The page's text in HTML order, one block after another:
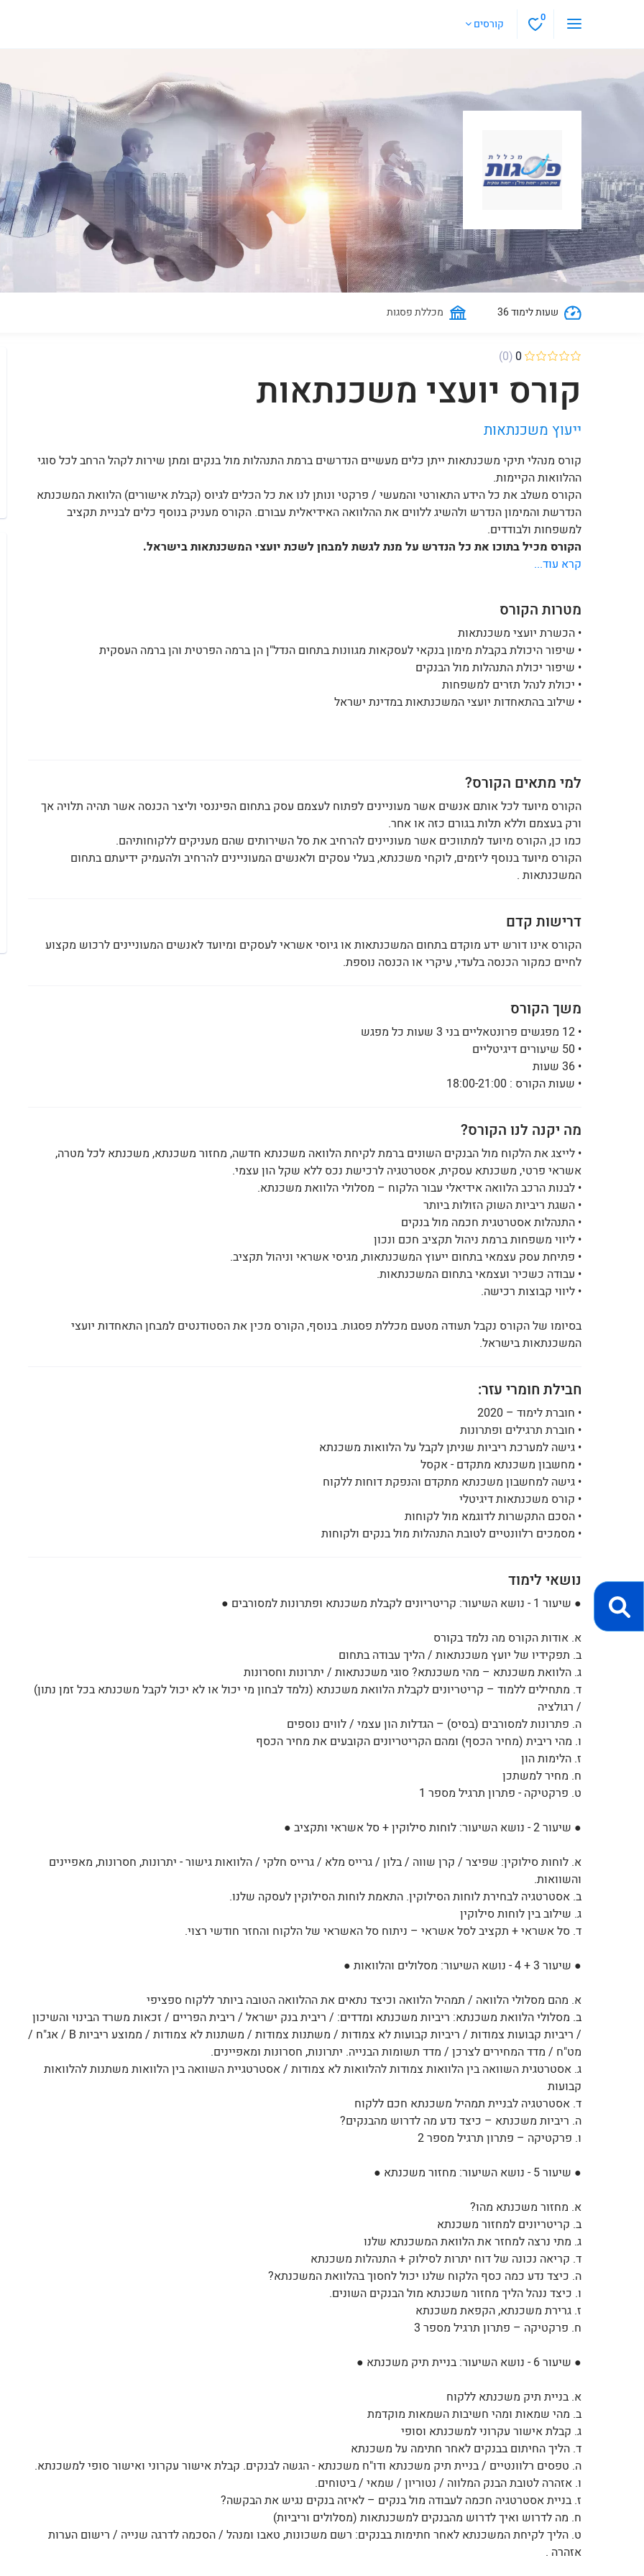
קורסים 0
מכללת פסגות 36 שעות לימוד
(0) 0
קורס יועצי משכנתאות
ייעוץ משכנתאות
קורס מנהלי תיקי משכנתאות ייתן כלים מעשיים הנדרשים ברמת התנהלות מול בנקים ומתן שירות לקהל הרחב לכל סוגי
ההלוואות הקיימות.
הקורס משלב את כל הידע התאורטי והמעשי / פרקטי ונותן לנו את כל הכלים לגיוס (קבלת אישורים) הלוואת המשכנתא
הנדרשת והמימון הנדרש ולהשיג ללווים את ההלוואה האידיאלית עבורם. הקורס מעניק בנוסף כלים לבניית תקציב
למשפחות ולבודדים.
הקורס מכיל בתוכו את כל הנדרש על מנת לגשת למבחן לשכת יועצי המשכנתאות בישראל.
קרא עוד...
מטרות הקורס
• הכשרת יועצי משכנתאות
• שיפור היכולת בקבלת מימון בנקאי לעסקאות מגוונות בתחום הנדל"ן הן ברמה הפרטית והן ברמה העסקית
• שיפור יכולת התנהלות מול הבנקים
• יכולת לנהל תזרים למשפחות
• שילוב בהתאחדות יועצי המשכנתאות במדינת ישראל
למי מתאים הקורס?
הקורס מיועד לכל אותם אנשים אשר מעוניינים לפתוח לעצמם עסק בתחום הפיננסי וליצר הכנסה אשר תהיה תלויה אך
ורק בעצמם וללא תלות בגורם כזה או אחר.
כמו כן, הקורס מיועד למתווכים אשר מעוניינים להרחיב את סל השירותים שהם מעניקים ללקוחותיהם.
הקורס מיועד בנוסף ליזמים, לוקחי משכנתא, בעלי עסקים ולאנשים המעוניינים להרחיב ולהעמיק ידיעתם בתחום
המשכנתאות .
דרישות קדם
הקורס אינו דורש ידע מוקדם בתחום המשכנתאות או גיוסי אשראי לעסקים ומיועד לאנשים המעוניינים לרכוש מקצוע
לחיים כמקור הכנסה בלעדי, עיקרי או הכנסה נוספת.
משך הקורס
• 12 מפגשים פרונטאליים בני 3 שעות כל מפגש
• 50 שיעורים דיגיטליים
• 36 שעות
• שעות הקורס : 18:00-21:00
מה יקנה לנו הקורס?
• לייצג את הלקוח מול הבנקים השונים ברמת לקיחת הלוואה משכנתא חדשה, מחזור משכנתא, משכנתא לכל מטרה,
אשראי פרטי, משכנתא עסקית, אסטרטגיה לרכישת נכס ללא שקל הון עצמי.
• לבנות הרכב הלוואה אידיאלי עבור הלקוח – מסלולי הלוואת משכנתא.
• השגת ריביות השוק הזולות ביותר
• התנהלות אסטרטגית חכמה מול בנקים
• ליווי משפחות ברמת ניהול תקציב חכם ונכון
• פתיחת עסק עצמאי בתחום ייעוץ המשכנתאות, מגיסי אשראי וניהול תקציב.
• עבודה כשכיר ועצמאי בתחום המשכנתאות.
• ליווי קבוצות רכישה.
בסיומו של הקורס נקבל תעודה מטעם מכללת פסגות. בנוסף, הקורס מכין את הסטודנטים למבחן התאחדות יועצי
המשכנתאות בישראל.
חבילת חומרי עזר:
• חוברת לימוד – 2020
• חוברת תרגילים ופתרונות
• גישה למערכת ריביות שניתן לקבל על הלוואות משכנתא
• מחשבון משכנתא מתקדם - אקסל
• גישה למחשבון משכנתא מתקדם והנפקת דוחות ללקוח
• קורס משכנתאות דיגיטלי
• הסכם התקשרות לדוגמא מול לקוחות
• מסמכים רלוונטיים לטובת התנהלות מול בנקים ולקוחות
נושאי לימוד
● שיעור 1 - נושא השיעור: קריטריונים לקבלת משכנתא ופתרונות למסורבים ●
א. אודות הקורס מה נלמד בקורס
ב. תפקידיו של יועץ משכנתאות / הליך עבודה בתחום
ג. הלוואת משכנתא – מהי משכנתא? סוגי משכנתאות / יתרונות וחסרונות
ד. מתחילים ללמוד – קריטריונים לקבלת הלוואת משכנתא (נלמד לבחון מי יכול או לא יכול לקבל משכנתא בכל זמן נתון)
/ רגולציה
ה. פתרונות למסורבים (בסיס) – הגדלות הון עצמי / לווים נוספים
ו. מהי ריבית (מחיר הכסף) ומהם הקריטריונים הקובעים את מחיר הכסף
ז. הלימות הון
ח. מחיר למשתכן
ט. פרקטיקה - פתרון תרגיל מספר 1
● שיעור 2 - נושא השיעור: לוחות סילוקין + סל אשראי ותקציב ●
א. לוחות סילוקין: שפיצר / קרן שווה / בלון / גרייס מלא / גרייס חלקי / הלוואות גישור - יתרונות, חסרונות, מאפיינים
והשוואות.
ב. אסטרטגיה לבחירת לוחות הסילוקין. התאמת לוחות הסילוקין לעסקה שלנו.
ג. שילוב בין לוחות סילוקין
ד. סל אשראי + תקציב לסל אשראי – ניתוח סל האשראי של הלקוח והחזר חודשי רצוי.
● שיעור 3 + 4 - נושא השיעור: מסלולים והלוואות ●
א. מהם מסלולי הלוואה / תמהיל הלוואה וכיצד נתאים את ההלוואה הטובה ביותר ללקוח ספציפי
ב. מסלולי הלוואת משכנתא: ריביות משכנתא ומדדים: / ריבית בנק ישראל / ריבית הפריים / זכאות משרד הבינוי והשיכון
/ ריביות קבועות צמודות / ריביות קבועות לא צמודות / משתנות צמודות / משתנות לא צמודות / ממוצע ריביות B / אג"ח /
מט"ח / מדד המחירים לצרכן / מדד תשומות הבנייה. יתרונות, חסרונות ומאפיינים.
ג. אסטרטגית השוואה בין הלוואות צמודות להלוואות לא צמודות / אסטרטגיית השוואה בין הלוואות משתנות להלוואות
קבועות
ד. אסטרטגיה לבניית תמהיל משכנתא חכם ללקוח
ה. ריביות משכנתא – כיצד נדע מה לדרוש מהבנקים?
ו. פרקטיקה – פתרון תרגיל מספר 2
● שיעור 5 - נושא השיעור: מחזור משכנתא ●
א. מחזור משכנתא מהו?
ב. קריטריונים למחזור משכנתא
ג. מתי נרצה למחזר את הלוואת המשכנתא שלנו
ד. קריאה נכונה של דוח יתרות לסילוק + התנהלות משכנתא
ה. כיצד נדע כמה כסף הלקוח שלנו יכול לחסוך בהלוואת המשכנתא?
ו. כיצד ננהל הליך מחזור משכנתא מול הבנקים השונים.
ז. גרירת משכנתא, הקפאת משכנתא
ח. פרקטיקה – פתרון תרגיל מספר 3
● שיעור 6 - נושא השיעור: בניית תיק משכנתא ●
א. בניית תיק משכנתא ללקוח
ב. מהי שמאות ומהי חשיבות השמאות מוקדמת
ג. קבלת אישור עקרוני למשכנתא וסופי
ד. הליך החיתום בבנקים לאחר חתימה על משכנתא
ה. טפסים רלוונטיים / בניית תיק משכנתא ודו"ח משכנתא - הגשה לבנקים. קבלת אישור עקרוני ואישור סופי למשכנתא.
ו. אזהרה לטובת הבנק המלווה / נטוריון / שמאי / ביטוחים.
ז. בניית אסטרטגיה חכמה לעבודה מול בנקים – לאיזה בנקים נגיש את הבקשה?
ח. מה לדרוש ואיך לדרוש מהבנקים למשכנתאות (מסלולים וריביות)
ט. הליך לקיחת המשכנתא לאחר חתימות בבנקים: רשם משכונות, טאבו ומנהל / הסכמה לדרגה שנייה / רישום הערות
אזהרה .